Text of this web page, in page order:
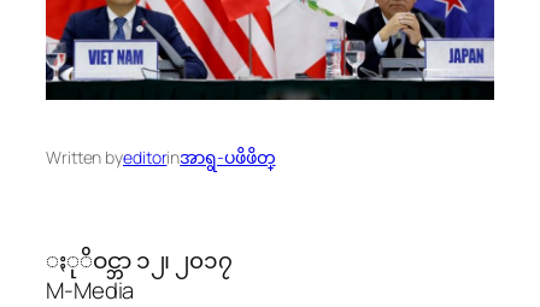
Written byeditorinအာရွ-ပဖိဖိတ္
ႏုိဝင္ဘာ ၁၂၊ ၂၀၁၇
M-Media